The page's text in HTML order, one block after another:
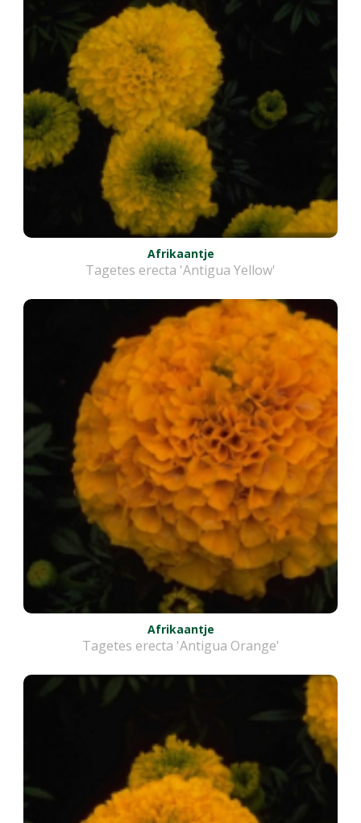
Afrikaantje
Tagetes erecta 'Antigua Yellow'
Afrikaantje
Tagetes erecta 'Antigua Orange'